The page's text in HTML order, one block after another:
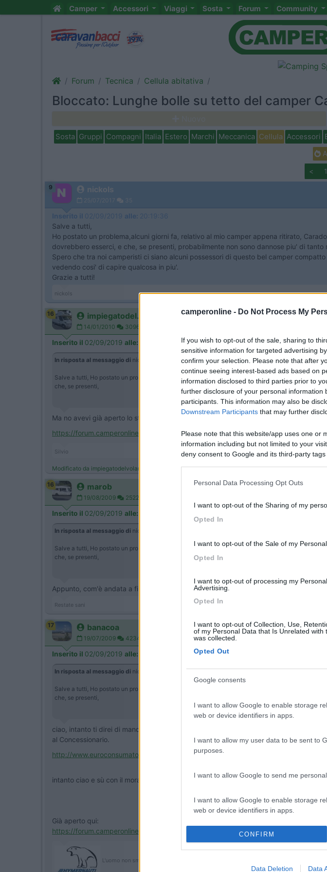
camperonline - Do Not Process My
If you wish to opt-out of the sale, sharing to
sensitive information for targeted advertising
confirm your selection. Please note that after
continue seeing interest-based ads based on
information disclosed to third parties prior to
further disclosure of your personal information
participants. This information may also be
Downstream Participants that may further
Please note that this website/app uses one or
information including but not limited to your
deny consent to Google and its third-party
Personal Data Processing Opt Outs
I want to opt-out of the Sharing of my
Opted In
I want to opt-out of the Sale of my Personal
Opted In
I want to opt-out of processing my
Advertising.
Opted In
I want to opt-out of Collection, Use,
of my Personal Data that Is Unrelated with
was collected.
Opted Out
Google consents
I want to allow Google to enable storage
web or device identifiers in apps.
I want to allow my user data to be sent to
purposes.
I want to allow Google to send me
I want to allow Google to enable storage
web or device identifiers in apps.
I want to allow Google to enable storage
or app.
I want to allow Google to enable storage
CONFIRM
Data Deletion Data
Camper Accessori Viaggi Sosta Forum Community
Forum Tecnica Cellula abitativa
Bloccato: Lunghe bolle su tetto del camper
Sosta Gruppi Compagni Italia Estero Marchi Meccanica Cellula Accessori
< 1
9 nickols
25/07/2017 35
Inserito il 02/09/2019 alle: 20:19:36
Salve a tutti,
Ho postato un problema,alcuni giorni fa, relativo al mio camper appena ritirato,
dovrebbero esserci, e che, se presenti, probabilmente non sono dannose piu' di
Spero che tra noi camperisti ci siano alcuni possessori di questo bel camper
vedendo cosi' di capire qualcosa in piu'.
Grazie a tutti!
nickols
16 impiegatodel...
14/01/2010 30963
Inserito il 02/09/2019 alle:
In risposta al messaggio di nickols 02/09/2019alle20:19:36
Salve a tutti, Ho postato un problema,alcuni giorni fa, relativo al mio camper appena ritirato,
che, se presenti,
Ma no avevi già aperto lo stesso post?
https://forum.camperonline.it/t...
Silvio
Modificato da impiegatodelvolante il 02/09/2019 alle 20:30:33
16 marob
19/08/2009 2522
Inserito il 02/09/2019 alle:
In risposta al messaggio di nickols
Salve a tutti, Ho postato un problema,alcuni giorni fa, relativo al mio camper appena ritirato,
che, se presenti,
Appunto, com'è andata a finire col concessionario?
Restate sani
17 banacoa
19/07/2009 4234
Inserito il 02/09/2019 alle:
In risposta al messaggio di nickols 02/09/2019alle20:19:36
Salve a tutti, Ho postato un problema,alcuni giorni fa, relativo al mio camper appena ritirato,
che, se presenti,
ciao, intanto ti direi di mandare per conoscenza e con tutti i dettagli anche a questo
al Concessionario.
http://www.euroconsumatori.org/...
intanto ciao e sù con il morale, quel camper te lo devono sostituire, ciao Tony
Già aperto qui:
https://forum.camperonline.it/t...
L'uomo non smette di giocare perché invecchia,